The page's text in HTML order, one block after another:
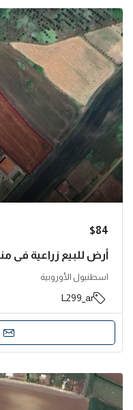
$84
اسطنبول الأوروبية
L299_ar